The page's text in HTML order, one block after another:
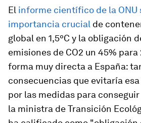
El informe científico de la ONU
importancia crucial de
global en 1,5ºC y la obligación
emisiones de CO2 un 45%
forma muy directa a España:
consecuencias que evitaría
por las medidas para
la ministra de Transición